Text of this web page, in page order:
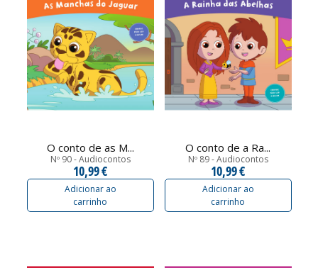
O conto de as M...
Nº 90 - Audiocontos
10,99 €
Adicionar ao
carrinho
O conto de a Ra...
Nº 89 - Audiocontos
10,99 €
Adicionar ao
carrinho